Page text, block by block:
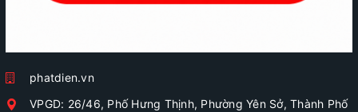
phatdien.vn
VPGD: 26/46, Phố Hưng Thịnh, Phường Yên Sở, Thành Phố